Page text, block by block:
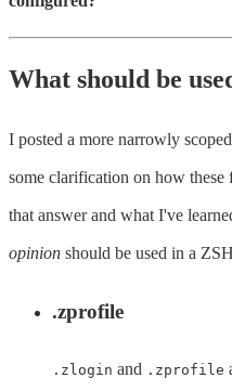
What should be
I posted a more narrowly
some clarification on how
that answer and what I've
opinion should be used in a
.zprofile
.zlogin and .zprofile